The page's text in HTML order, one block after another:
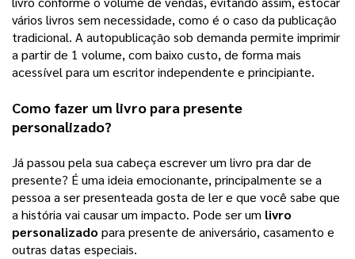
vários livros sem necessidade, como é o caso da publicação
tradicional. A autopublicação sob demanda permite imprimir
a partir de 1 volume, com baixo custo, de forma mais
acessível para um escritor independente e principiante.
Como fazer um livro para presente
personalizado?
Já passou pela sua cabeça escrever um livro pra dar de
presente? É uma ideia emocionante, principalmente se a
pessoa a ser presenteada gosta de ler e que você sabe que
a história vai causar um impacto. Pode ser um livro
personalizado para presente de aniversário, casamento e
outras datas especiais.